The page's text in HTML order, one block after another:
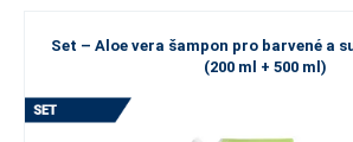
Set – Aloe vera šampon pro barvené a
(200 ml + 500 ml)